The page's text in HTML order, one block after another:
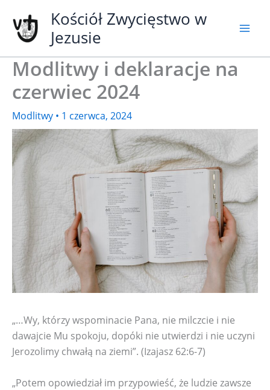
treści
Kościół Zwycięstwo w
Jezusie
Modlitwy i deklaracje na
czerwiec 2024
Modlitwy • 1 czerwca, 2024
„…Wy, którzy wspominacie Pana, nie milczcie i nie
dawajcie Mu spokoju, dopóki nie utwierdzi i nie uczyni
Jerozolimy chwałą na ziemi”. (Izajasz 62:6-7)
„Potem opowiedział im przypowieść, że ludzie zawsze